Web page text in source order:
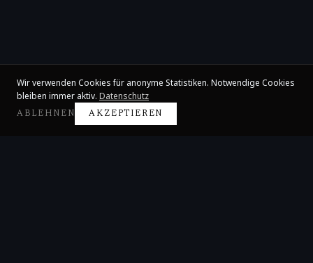
Wir verwenden Cookies für anonyme Statistiken. Notwendige Cookies
bleiben immer aktiv. Datenschutz
ABLEHNEN AKZEPTIEREN